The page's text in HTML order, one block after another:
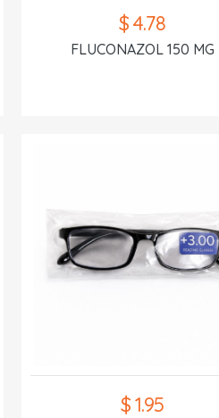
$ 4.78
FLUCONAZOL 150 MG
$ 1.95